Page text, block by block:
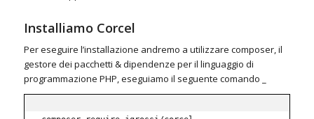
Installiamo Corcel
Per eseguire l’installazione andremo a utilizzare composer, il
gestore dei pacchetti & dipendenze per il linguaggio di
programmazione PHP, eseguiamo il seguente comando _